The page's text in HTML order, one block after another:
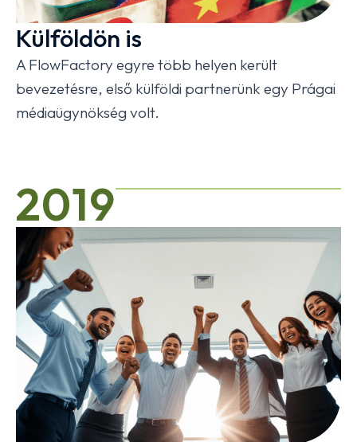
Külföldön is
A FlowFactory egyre több helyen került
bevezetésre, első külföldi partnerünk egy Prágai
médiaügynökség volt.
2019